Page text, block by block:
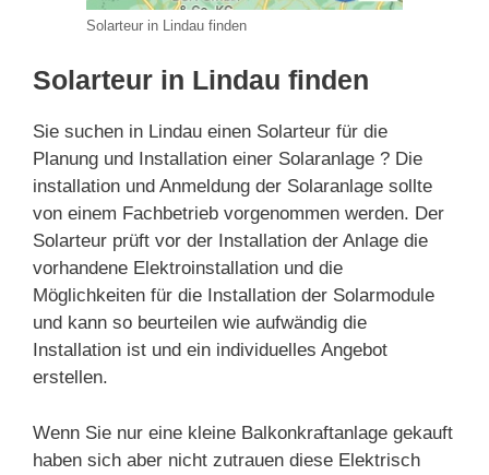
Solarteur in Lindau finden
Solarteur in Lindau finden
Sie suchen in Lindau einen Solarteur für die
Planung und Installation einer Solaranlage ? Die
installation und Anmeldung der Solaranlage sollte
von einem Fachbetrieb vorgenommen werden. Der
Solarteur prüft vor der Installation der Anlage die
vorhandene Elektroinstallation und die
Möglichkeiten für die Installation der Solarmodule
und kann so beurteilen wie aufwändig die
Installation ist und ein individuelles Angebot
erstellen.
Wenn Sie nur eine kleine Balkonkraftanlage gekauft
haben sich aber nicht zutrauen diese Elektrisch